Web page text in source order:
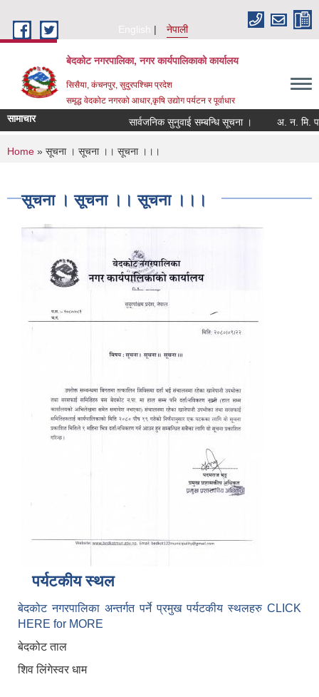
English
नेपाली
बेदकोट नगरपालिका, नगर कार्यपालिकाको कार्यालय
सिसैया, कंचनपुर, सुदुरपश्चिम प्रदेश
समृद्ध वेदकोट नगरको आधार,कृषि उद्योग पर्यटन र पूर्वाधार
सामाचार सार्वजनिक सुनुवाई सम्बन्धि सूचना ।
You are here
Home » सूचना । सूचना ।। सूचना ।।।
सूचना । सूचना ।। सूचना ।।।
पर्यटकीय स्थल
बेदकोट नगरपालिका अन्तर्गत पर्ने प्रमुख पर्यटकीय स्थलहरु CLICK
HERE for MORE
बेदकोट ताल
शिव लिंगेस्वर धाम